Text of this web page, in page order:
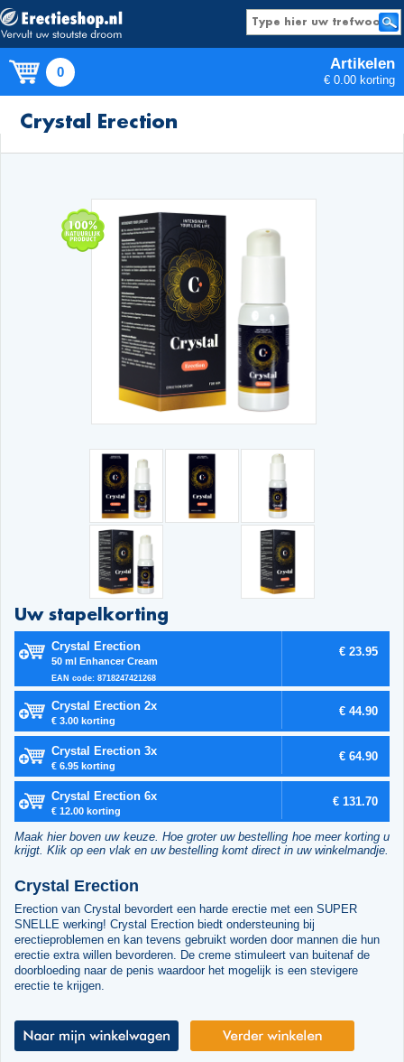
0 Artikelen
€ 0.00 korting
Crystal Erection
Uw stapelkorting
Crystal Erection
50 ml Enhancer Cream
EAN code: 8718247421268
€ 23.95
Crystal Erection 2x
€ 3.00 korting
€ 44.90
Crystal Erection 3x
€ 6.95 korting
€ 64.90
Crystal Erection 6x
€ 12.00 korting
€ 131.70
Maak hier boven uw keuze. Hoe groter uw bestelling hoe meer korting u
krijgt. Klik op een vlak en uw bestelling komt direct in uw winkelmandje.
Crystal Erection
Erection van Crystal bevordert een harde erectie met een SUPER
SNELLE werking! Crystal Erection biedt ondersteuning bij
erectieproblemen en kan tevens gebruikt worden door mannen die hun
erectie extra willen bevorderen. De creme stimuleert van buitenaf de
doorbloeding naar de penis waardoor het mogelijk is een stevigere
erectie te krijgen.